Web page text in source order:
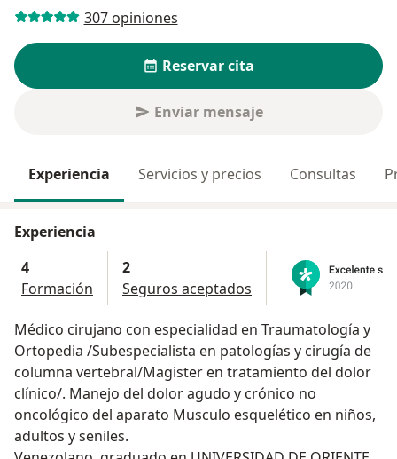
307 opiniones
Reservar cita
Enviar mensaje
Experiencia Servicios y precios Consultas
Experiencia
4
Formación
2
Seguros aceptados
Médico cirujano con especialidad en Traumatología y
Ortopedia /Subespecialista en patologías y cirugía de
columna vertebral/Magister en tratamiento del dolor
clínico/. Manejo del dolor agudo y crónico no
oncológico del aparato Musculo esquelético en niños,
adultos y seniles.